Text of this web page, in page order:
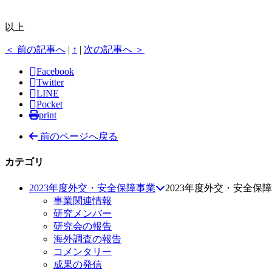
以上
＜ 前の記事へ | ↑ | 次の記事へ ＞
Facebook
Twitter
LINE
Pocket
print
前のページへ戻る
カテゴリ
2023年度外交・安全保障事業
2023年度外交・安全保
事業関連情報
研究メンバー
研究会の報告
海外調査の報告
コメンタリー
成果の発信